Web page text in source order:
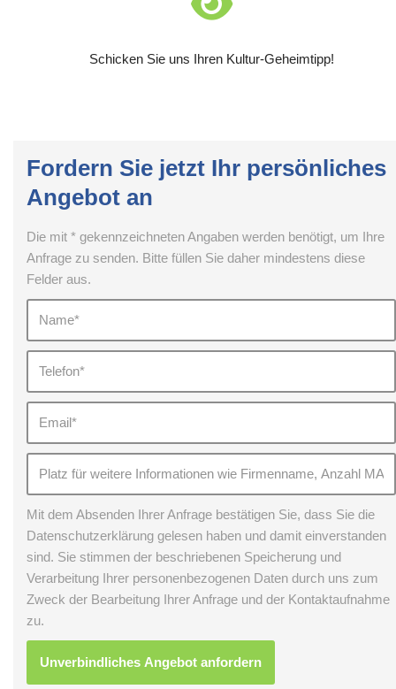
Schicken Sie uns Ihren Kultur-Geheimtipp!
Fordern Sie jetzt Ihr persönliches
Angebot an
Die mit * gekennzeichneten Angaben werden benötigt, um Ihre
Anfrage zu senden. Bitte füllen Sie daher mindestens diese
Felder aus.
Mit dem Absenden Ihrer Anfrage bestätigen Sie, dass Sie die
Datenschutzerklärung gelesen haben und damit einverstanden
sind. Sie stimmen der beschriebenen Speicherung und
Verarbeitung Ihrer personenbezogenen Daten durch uns zum
Zweck der Bearbeitung Ihrer Anfrage und der Kontaktaufnahme
zu.